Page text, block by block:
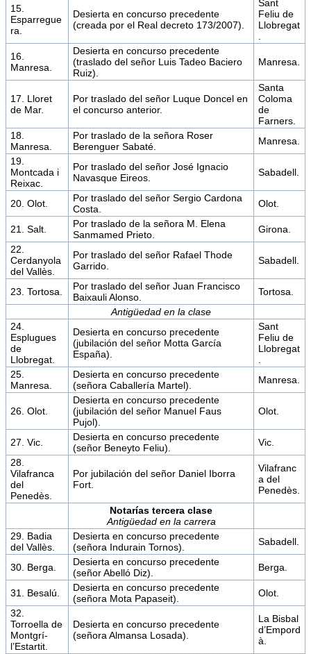
15.
Esparregue
ra.
Desierta en concurso precedente
(creada por el Real decreto 173/2007).
Sant
Feliu de
Llobregat
16.
Manresa.
Desierta en concurso precedente
(traslado del señor Luis Tadeo Baciero
Ruiz).
Manresa.
17. Lloret
de Mar.
Por traslado del señor Luque Doncel en
el concurso anterior.
Santa
Coloma
de
Farners.
18.
Manresa.
Por traslado de la señora Roser
Berenguer Sabaté.
Manresa.
19.
Montcada i
Reixac.
Por traslado del señor José Ignacio
Navasque Eireos.
Sabadell.
20. Olot.
Por traslado del señor Sergio Cardona
Costa.
Olot.
21. Salt.
Por traslado de la señora M. Elena
Sanmamed Prieto.
Girona.
22.
Cerdanyola
del Vallès.
Por traslado del señor Rafael Thode
Garrido.
Sabadell.
23. Tortosa.
Por traslado del señor Juan Francisco
Baixauli Alonso.
Tortosa.
Antigüedad en la clase
24.
Esplugues
de
Llobregat.
Desierta en concurso precedente
(jubilación del señor Motta García
España).
Sant
Feliu de
Llobregat
25.
Manresa.
Desierta en concurso precedente
(señora Caballería Martel).
Manresa.
26. Olot.
Desierta en concurso precedente
(jubilación del señor Manuel Faus
Pujol).
Olot.
27. Vic.
Desierta en concurso precedente
(señor Beneyto Feliu).
Vic.
28.
Vilafranca
del
Penedès.
Por jubilación del señor Daniel Iborra
Fort.
Vilafranc
a del
Penedès.
Notarías tercera clase
Antigüedad en la carrera
29. Badia
del Vallès.
Desierta en concurso precedente
(señora Indurain Tornos).
Sabadell.
30. Berga.
Desierta en concurso precedente
(señor Abelló Diz).
Berga.
31. Besalú.
Desierta en concurso precedente
(señora Mota Papaseit).
Olot.
32.
Torroella de
Montgrí-
l’Estartit.
Desierta en concurso precedente
(señora Almansa Losada).
La Bisbal
d’Empord
à.